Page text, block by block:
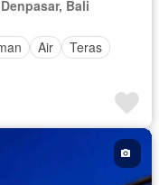
Bali
Air
Teras